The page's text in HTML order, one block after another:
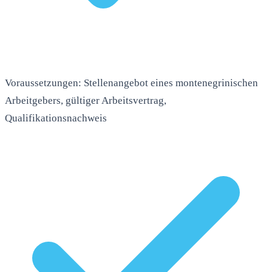
Voraussetzungen: Stellenangebot eines montenegrinischen
Arbeitgebers, gültiger Arbeitsvertrag,
Qualifikationsnachweis